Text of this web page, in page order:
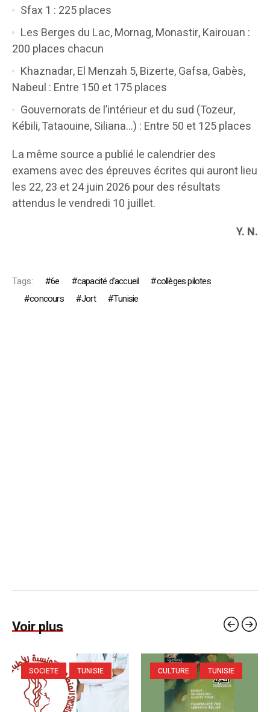
Sfax 1 : 225 places
Les Berges du Lac, Mornag, Monastir, Kairouan :
200 places chacun
Khaznadar, El Menzah 5, Bizerte, Gafsa, Gabès,
Nabeul : Entre 150 et 175 places
Gouvernorats de l’intérieur et du sud (Tozeur,
Kébili, Tataouine, Siliana…) : Entre 50 et 125 places
La même source a publié le calendrier des
examens avec des épreuves écrites qui auront lieu
les 22, 23 et 24 juin 2026 pour des résultats
attendus le vendredi 10 juillet.
Y. N.
Tags: 6e capacité d’accueil
collèges pilotes
concours
Jort Tunisie
Voir plus
SOCIETE TUNISIE CULTURE TUNISIE